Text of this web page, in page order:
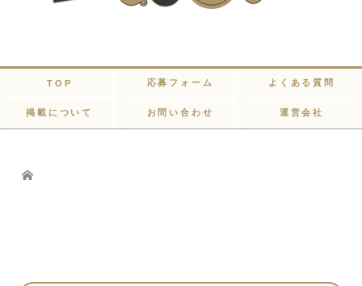
TOP 応募フォーム よくある質問
掲載について お問い合わせ 運営会社
Home